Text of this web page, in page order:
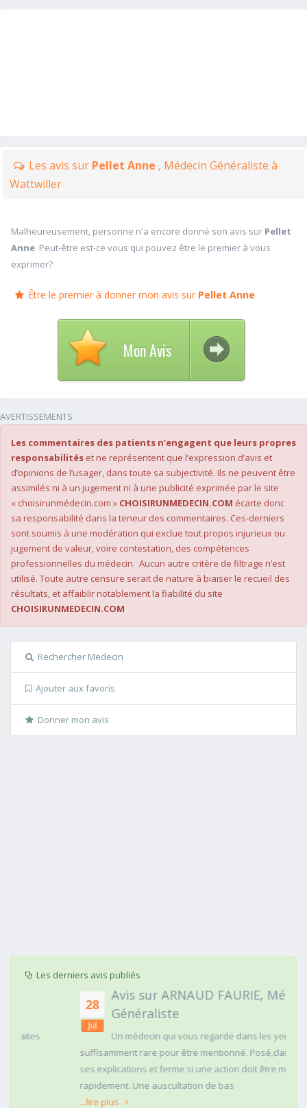
Les avis sur Pellet Anne , Médecin Généraliste à
Wattwiller
Malheureusement, personne n'a encore donné son avis sur Pellet
Anne. Peut-être est-ce vous qui pouvez être le premier à vous
exprimer?
Être le premier à donner mon avis sur Pellet Anne
Mon Avis
AVERTISSEMENTS
Les commentaires des patients n’engagent que leurs propres
responsabilités et ne représentent que l’expression d’avis et
d’opinions de l’usager, dans toute sa subjectivité. Ils ne peuvent être
assimilés ni à un jugement ni à une publicité exprimée par le site
« choisirunmédecin.com » CHOISIRUNMEDECIN.COM écarte donc
sa responsabilité dans la teneur des commentaires. Ces-derniers
sont soumis à une modération qui exclue tout propos injurieux ou
jugement de valeur, voire contestation, des compétences
professionnelles du médecin. Aucun autre critère de filtrage n’est
utilisé. Toute autre censure serait de nature à biaiser le recueil des
résultats, et affaiblir notablement la fiabilité du site
CHOISIRUNMEDECIN.COM
Rechercher Medecin
Ajouter aux favoris
Donner mon avis
Les derniers avis publiés
Avis sur ARNAUD FAURIE, Médecin
Généraliste
Un médecin qui vous regarde dans les yeux c'est
suffisamment rare pour être mentionné. Posé,clair dans
ses explications et ferme si une action doit être menée
rapidement..Une auscultation de bas